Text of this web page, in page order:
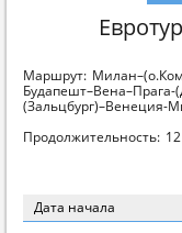
Маршрут:
(Зальцбург)–Венеция-
Продолжительность:
Дата начала